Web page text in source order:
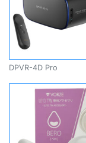
DPVR-4D Pro